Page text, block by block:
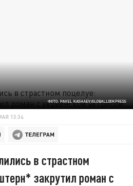
ФОТО: PAVEL KASHAEV/GLOBALLOOKPRESS
13:34
в страстном
закрутил роман с